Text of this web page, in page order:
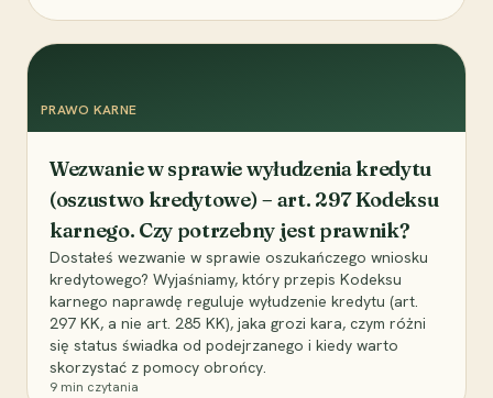
PRAWO KARNE
Wezwanie w sprawie wyłudzenia kredytu
(oszustwo kredytowe) – art. 297 Kodeksu
karnego. Czy potrzebny jest prawnik?
Dostałeś wezwanie w sprawie oszukańczego wniosku
kredytowego? Wyjaśniamy, który przepis Kodeksu
karnego naprawdę reguluje wyłudzenie kredytu (art.
297 KK, a nie art. 285 KK), jaka grozi kara, czym różni
się status świadka od podejrzanego i kiedy warto
skorzystać z pomocy obrońcy.
9 min czytania